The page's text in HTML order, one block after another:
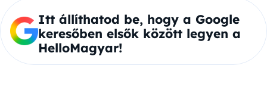
Itt állíthatod be, hogy a Google
keresőben elsők között legyen a
HelloMagyar!